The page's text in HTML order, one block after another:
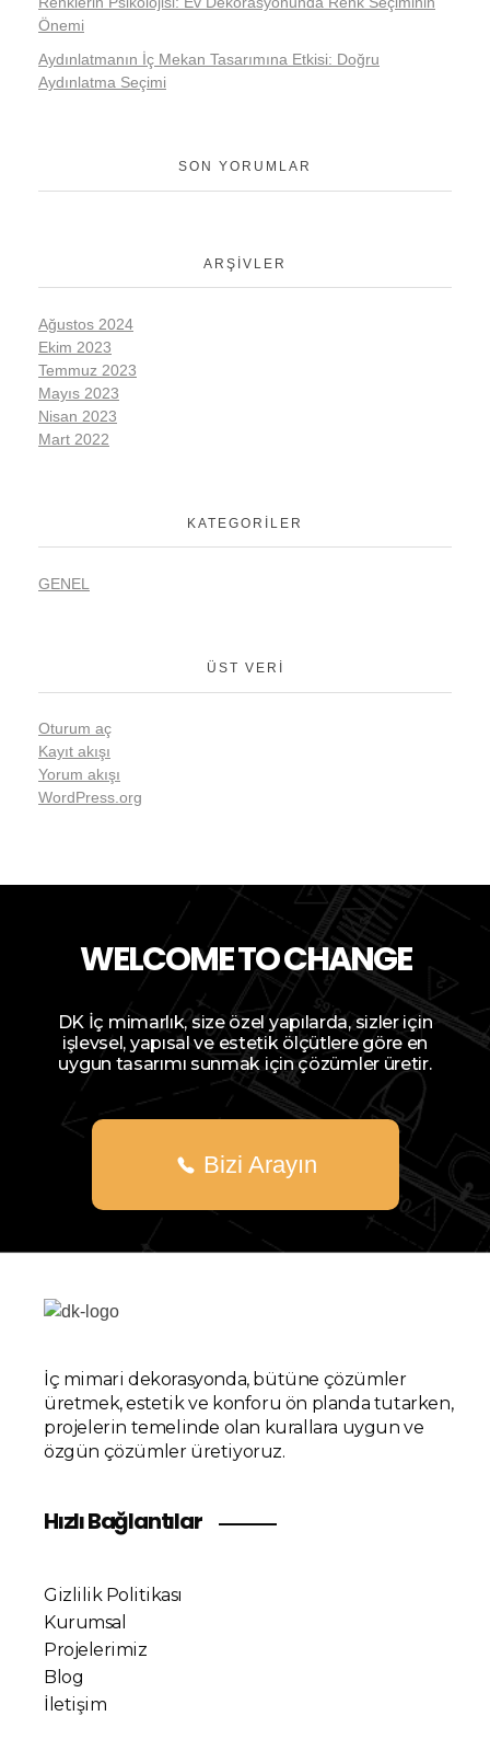
Önemi
Aydınlatmanın İç Mekan Tasarımına Etkisi: Doğru
Aydınlatma Seçimi
SON YORUMLAR
ARŞIVLER
Ağustos 2024
Ekim 2023
Temmuz 2023
Mayıs 2023
Nisan 2023
Mart 2022
KATEGORILER
GENEL
ÜST VERI
Oturum aç
Kayıt akışı
Yorum akışı
WordPress.org
WELCOME TO CHANGE
DK İç mimarlık, size özel yapılarda, sizler için
işlevsel, yapısal ve estetik ölçütlere göre en
uygun tasarımı sunmak için çözümler üretir.
Bizi Arayın
İç mimari dekorasyonda, bütüne çözümler
üretmek, estetik ve konforu ön planda tutarken,
projelerin temelinde olan kurallara uygun ve
özgün çözümler üretiyoruz.
Hızlı Bağlantılar
Gizlilik Politikası
Kurumsal
Projelerimiz
Blog
İletişim